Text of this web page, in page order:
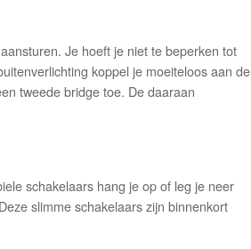
Je hoeft je niet te beperken tot
koppel je moeiteloos aan de
tweede bridge toe. De daaraan
schakelaars hang je op of leg je neer
slimme schakelaars zijn binnenkort